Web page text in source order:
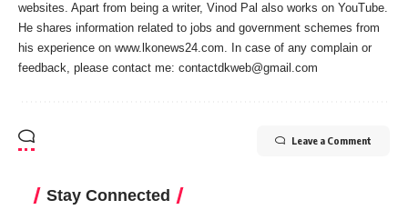
websites. Apart from being a writer, Vinod Pal also works on YouTube.
He shares information related to jobs and government schemes from
his experience on www.lkonews24.com. In case of any complain or
feedback, please contact me: contactdkweb@gmail.com
Leave a Comment
Stay Connected